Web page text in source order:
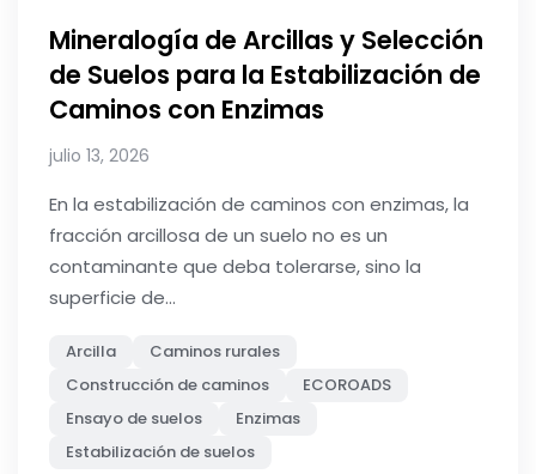
Mineralogía de Arcillas y Selección
de Suelos para la Estabilización de
Caminos con Enzimas
julio 13, 2026
En la estabilización de caminos con enzimas, la
fracción arcillosa de un suelo no es un
contaminante que deba tolerarse, sino la
superficie de...
Arcilla
Caminos rurales
Construcción de caminos
ECOROADS
Ensayo de suelos
Enzimas
Estabilización de suelos